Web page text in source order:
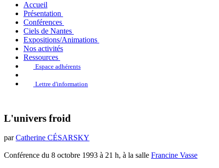
Accueil
Présentation
Conférences
Ciels de Nantes
Expositions/Animations
Nos activités
Ressources
Espace adhérents
Lettre d'information
L'univers froid
parCatherine CÉSARSKY
Conférence du 8 octobre 1993 à 21 h, à la salle Francine Vasse